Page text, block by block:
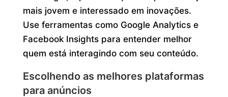
mais jovem e interessado em inovações.
Use ferramentas como Google Analytics e
Facebook Insights para entender melhor
quem está interagindo com seu conteúdo.
Escolhendo as melhores plataformas
para anúncios